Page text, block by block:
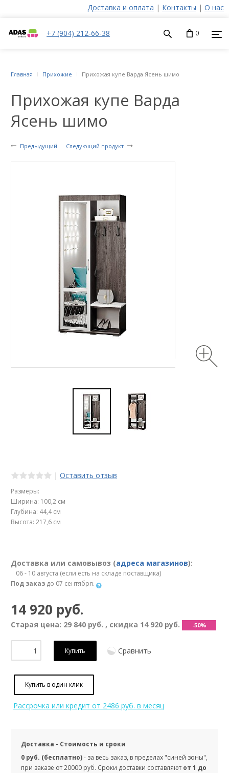
Доставка и оплата | Контакты | О нас
+7 (904) 212-66-38 0
Прихожая купе Варда
Ясень шимо
Предыдущий Следующий продукт
Главная Прихожие Прихожая купе Варда Ясень шимо
| Оставить отзыв
Размеры:
Ширина: 100,2 см
Глубина: 44,4 см
Высота: 217,6 см
Доставка или самовывоз (адреса магазинов):
06 - 10 августа (если есть на складе поставщика)
Под заказ до 07 сентября.
14 920 руб.
Старая цена: 29 840 руб. , скидка 14 920 руб. -50%
Купить Сравнить
Купить в один клик
Рассрочка или кредит от 2486 руб. в месяц
Доставка - Стоимость и сроки
0 руб. (бесплатно)- за весь заказ, в пределах "синей зоны",
при заказе от 20000 руб. Сроки доставки составляют от 1 до